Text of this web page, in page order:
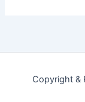
Copyright &